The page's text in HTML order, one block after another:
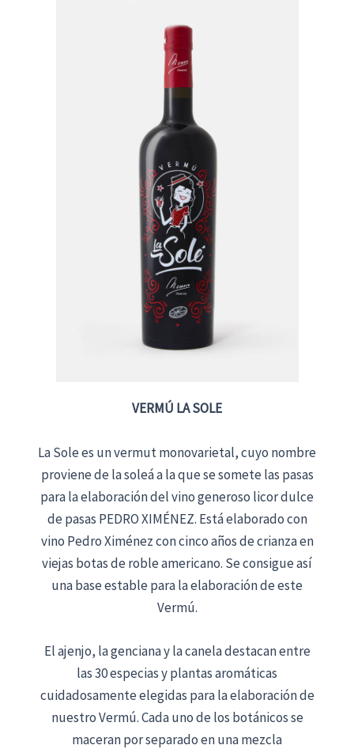
VERMÚ LA SOLE
La Sole es un vermut monovarietal, cuyo nombre
proviene de la soleá a la que se somete las pasas
para la elaboración del vino generoso licor dulce
de pasas PEDRO XIMÉNEZ. Está elaborado con
vino Pedro Ximénez con cinco años de crianza en
viejas botas de roble americano. Se consigue así
una base estable para la elaboración de este
Vermú.
El ajenjo, la genciana y la canela destacan entre
las 30 especias y plantas aromáticas
cuidadosamente elegidas para la elaboración de
nuestro Vermú. Cada uno de los botánicos se
maceran por separado en una mezcla